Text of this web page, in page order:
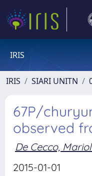
IRIS
IRIS SIARI UNITN
67P/
observed
De Cecco,
2015-01-01